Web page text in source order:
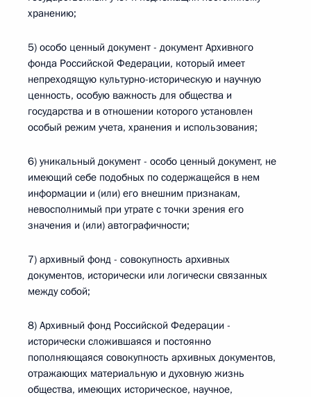
хранению;
5) особо ценный документ - документ Архивного
фонда Российской Федерации, который имеет
непреходящую культурно-историческую и научную
ценность, особую важность для общества и
государства и в отношении которого установлен
особый режим учета, хранения и использования;
6) уникальный документ - особо ценный документ, не
имеющий себе подобных по содержащейся в нем
информации и (или) его внешним признакам,
невосполнимый при утрате с точки зрения его
значения и (или) автографичности;
7) архивный фонд - совокупность архивных
документов, исторически или логически связанных
между собой;
8) Архивный фонд Российской Федерации -
исторически сложившаяся и постоянно
пополняющаяся совокупность архивных документов,
отражающих материальную и духовную жизнь
общества, имеющих историческое, научное,